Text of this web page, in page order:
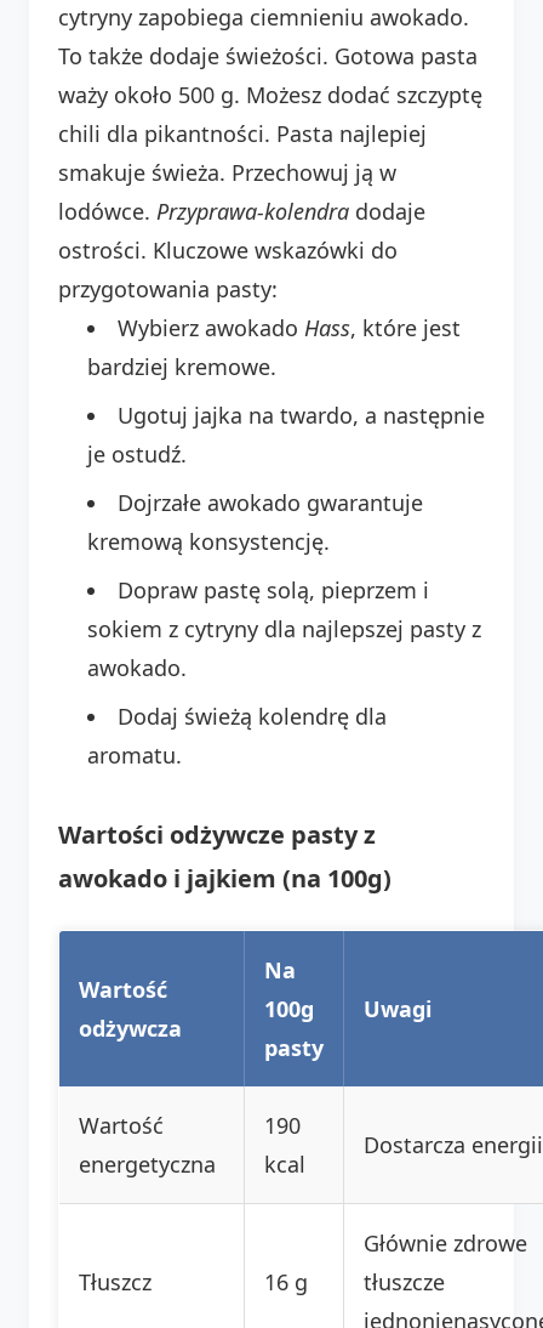
cytryny zapobiega ciemnieniu awokado.
To także dodaje świeżości. Gotowa pasta
waży około 500 g. Możesz dodać szczyptę
chili dla pikantności. Pasta najlepiej
smakuje świeża. Przechowuj ją w
lodówce. Przyprawa-kolendra dodaje
ostrości. Kluczowe wskazówki do
przygotowania pasty:
Wybierz awokado Hass, które jest
bardziej kremowe.
Ugotuj jajka na twardo, a następnie
je ostudź.
Dojrzałe awokado gwarantuje
kremową konsystencję.
Dopraw pastę solą, pieprzem i
sokiem z cytryny dla najlepszej pasty z
awokado.
Dodaj świeżą kolendrę dla
aromatu.
Wartości odżywcze pasty z
awokado i jajkiem (na 100g)
Wartość
odżywcza
Na
100g
pasty
Uwagi
Wartość
energetyczna
190
kcal
Dostarcza
Tłuszcz 16 g
Głównie zdrowe
tłuszcze